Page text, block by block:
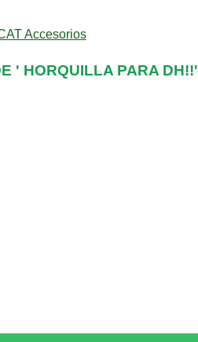
Accesorios
' HORQUILLA PARA DH!!'